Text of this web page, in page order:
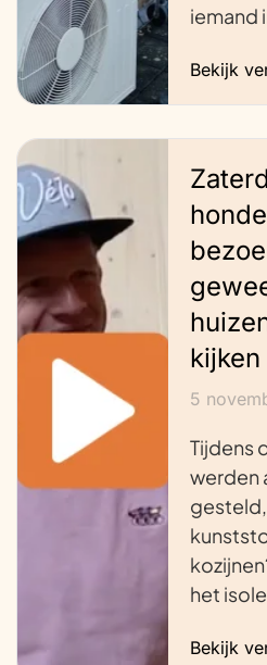
iemand
Bekijk
kijken
5
Tijdens
werden
gesteld,
het
Bekijk